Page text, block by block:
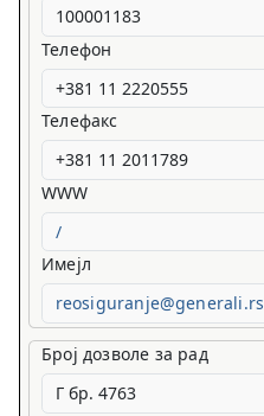
Телефон
Телефакс
WWW
/
Имејл
reosiguranje@generali.rs
Број дозволе за рад